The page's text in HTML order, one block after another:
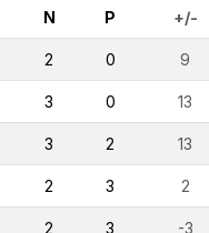
N P +/-
2 0 9
3 0 13
3 2 13
2 3 2
2 3 -3